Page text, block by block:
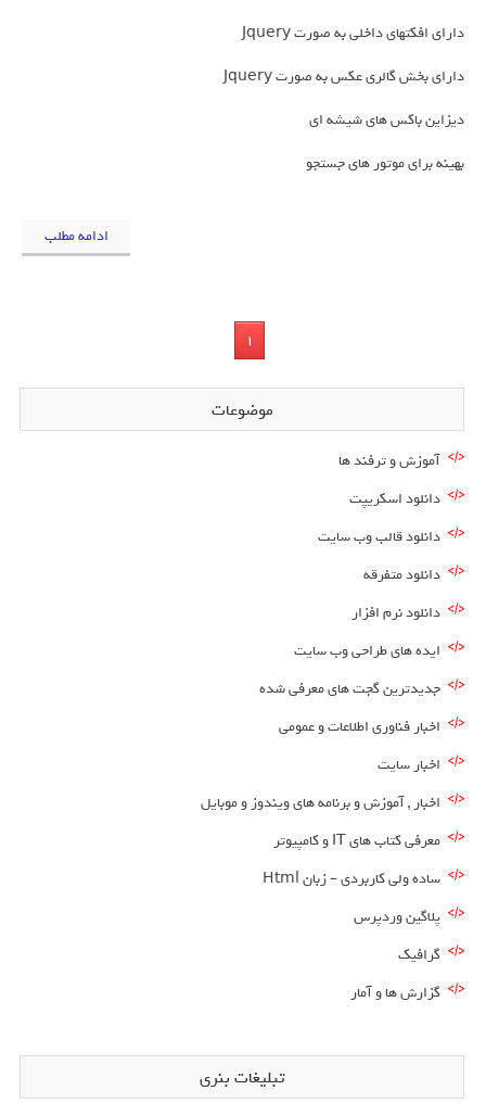
دارای افکتهای داخلی به صورت Jquery
دارای بخش گالری عکس به صورت Jquery
دیزاین باکس های شیشه ای
بهینه برای موتور های جستجو
ادامه مطلب
1
موضوعات
آموزش و ترفند ها
دانلود اسکریپت
دانلود قالب وب سایت
دانلود متفرقه
دانلود نرم افزار
ایده های طراحی وب سایت
جدیدترین گجت های معرفی شده
اخبار فناوری اطلاعات و عمومی
اخبار سایت
اخبار , آموزش و برنامه های ویندوز و موبایل
معرفی کتاب های IT و کامپیوتر
ساده ولی کاربردی – زبان Html
پلاگین وردپرس
گرافیک
گزارش ها و آمار
تبلیغات بنری